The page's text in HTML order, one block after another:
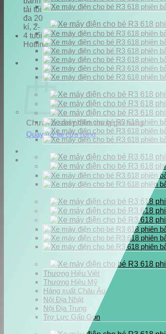
Hotline
0937.222.487
Chưa có sản phẩm trong giỏ hàng.
Quay trở lại cửa hàng
Thương Hiệu Việt
Thương Hiệu Mỹ
Hàng xuất Châu Âu
Nội Địa Nhật
Nội Địa Trung
Trợ Lực Gấp Gọn